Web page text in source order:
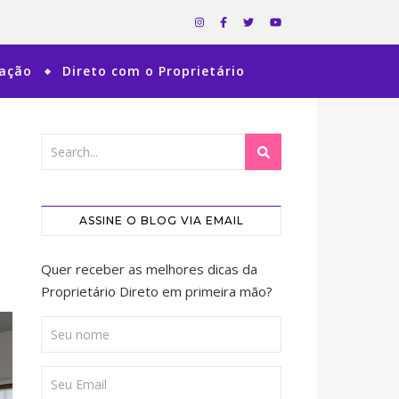
Direto com o Proprietário
ASSINE O BLOG VIA EMAIL
Quer receber as melhores dicas da
Proprietário Direto em primeira mão?